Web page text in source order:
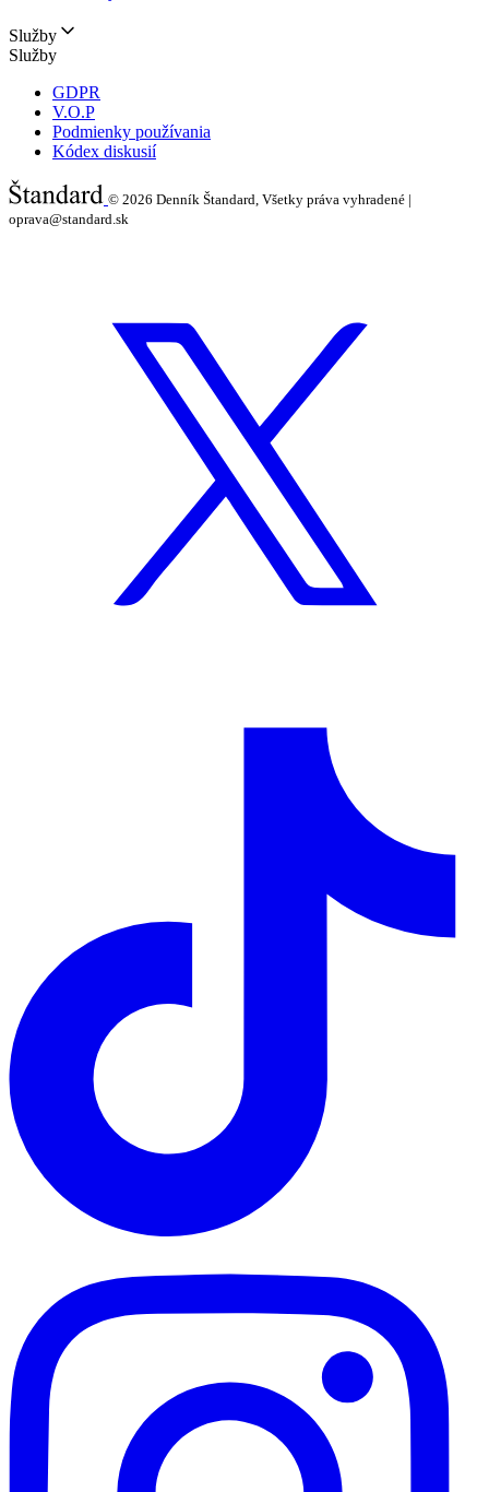
Služby
Služby
GDPR
V.O.P
Podmienky používania
Kódex diskusií
© 2026 Denník Štandard, Všetky práva vyhradené |
oprava@standard.sk